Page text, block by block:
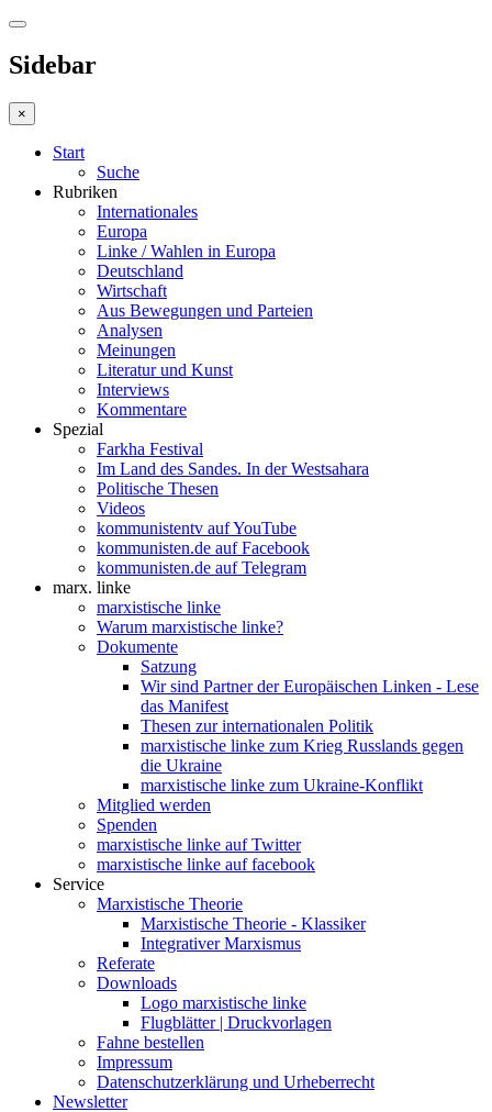
Sidebar
×
Start
Suche
Rubriken
Internationales
Europa
Linke / Wahlen in Europa
Deutschland
Wirtschaft
Aus Bewegungen und Parteien
Analysen
Meinungen
Literatur und Kunst
Interviews
Kommentare
Spezial
Farkha Festival
Im Land des Sandes. In der Westsahara
Politische Thesen
Videos
kommunistentv auf YouTube
kommunisten.de auf Facebook
kommunisten.de auf Telegram
marx. linke
marxistische linke
Warum marxistische linke?
Dokumente
Satzung
Wir sind Partner der Europäischen Linken - Lese
das Manifest
Thesen zur internationalen Politik
marxistische linke zum Krieg Russlands gegen
die Ukraine
marxistische linke zum Ukraine-Konflikt
Mitglied werden
Spenden
marxistische linke auf Twitter
marxistische linke auf facebook
Service
Marxistische Theorie
Marxistische Theorie - Klassiker
Integrativer Marxismus
Referate
Downloads
Logo marxistische linke
Flugblätter | Druckvorlagen
Fahne bestellen
Impressum
Datenschutzerklärung und Urheberrecht
Newsletter